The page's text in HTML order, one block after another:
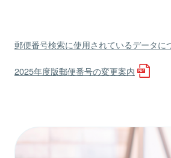
郵便番号検索に使用されているデータに
2025年度版郵便番号の変更案内